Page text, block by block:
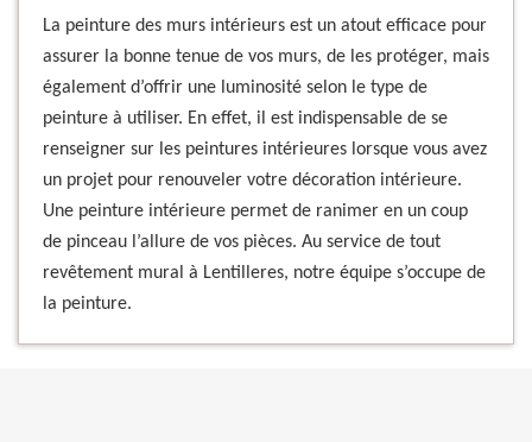
La peinture des murs intérieurs est un atout efficace pour
assurer la bonne tenue de vos murs, de les protéger, mais
également d’offrir une luminosité selon le type de
peinture à utiliser. En effet, il est indispensable de se
renseigner sur les peintures intérieures lorsque vous avez
un projet pour renouveler votre décoration intérieure.
Une peinture intérieure permet de ranimer en un coup
de pinceau l’allure de vos pièces. Au service de tout
revêtement mural à Lentilleres, notre équipe s’occupe de
la peinture.